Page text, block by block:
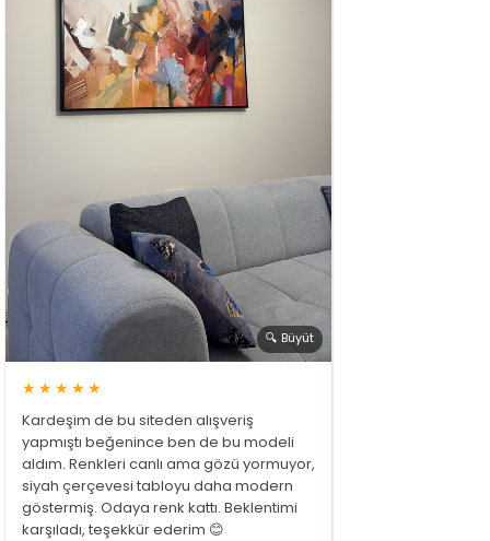
🔍 Büyüt
★★★★★
Kardeşim de bu siteden alışveriş
yapmıştı beğenince ben de bu modeli
aldım. Renkleri canlı ama gözü yormuyor,
siyah çerçevesi tabloyu daha modern
göstermiş. Odaya renk kattı. Beklentimi
karşıladı, teşekkür ederim 😊